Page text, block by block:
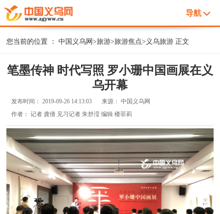
导航
您当前的位置 ：中国义乌网>旅游>旅游焦点> 义乌旅游 正文
笔墨传神 时代写照 罗小珊中国画展在义
乌开幕
发布时间：2019-09-26 14:13:03 来源：中国义乌网
作者：记者 龚倩 见习记者 朱舒滢 编辑 楼菲莉